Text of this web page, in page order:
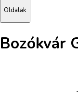
Oldalak
Bozókvár